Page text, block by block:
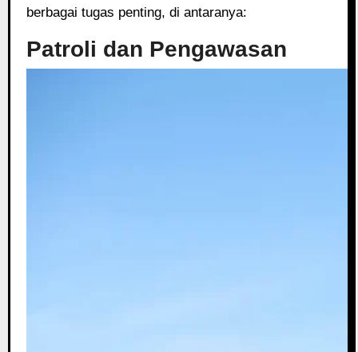
berbagai tugas penting, di antaranya:
Patroli dan Pengawasan